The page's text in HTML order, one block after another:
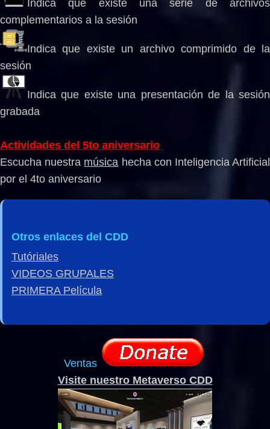
Indica que existe una serie de archivos
complementarios a la sesión
Indica que existe un archivo comprimido de la
sesión
Indica que existe una presentación de la sesión
grabada
Actividades del 5to aniversario
Escucha nuestra música hecha con Inteligencia Artificial
por el 4to aniversario
Otros enlaces del CDD
Tutóriales
VIDEOS GRUPALES
PRIMERA Película
Ventas
Visite nuestro Metaverso CDD